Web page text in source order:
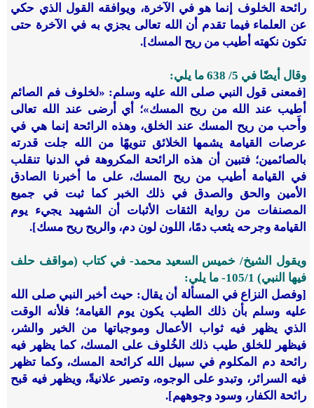
رائحة الخلوف إنما هو في الآخرة، ويوافقه القول الذي حكي
عن العلماء فيما تقدم أن الله تعالى يجزي به في الآخرة حتى
تكون نكهته أطيب من ريح المسك].
وقال أيضًا في 5/ ‏638 ما يلي:
[فمعنى قول النبي صلى الله عليه وسلم: «لخلوف فم الصائم
أطيب عند الله من ريح المسك»؛ أي أرضى عند الله تعالى
وأَحب من ريح المسك عند الخلق، وهذه الرائحة إنما هي في
عرصات القيامة يشمها الخلائق تنويهًا من الله جلت قدرته
بالصائمين؛ فتبين أن هذه الرائحة المكروهة في الدنيا تنقلب
في القيامة أطيب من ريح المسك، على ما أخبرنا الصادق
الأمين والحق والصدق في ذلك الخبر كما ثبت في جميع
المصنفات من رواية الثقات الأثبات أن الشهيد يجيء يوم
القيامة وجرحه يثعب دمًا، اللون لون دم، والريح ريح مسك].
ويقول الشيخ/ خميس السعيد محمد- في كتاب (مواقف حلف
فيها النبي) 1/‏105- ما يلي:
[وفصل النزاع في المسألة أن يقال: حيث أخبر النبي صلى الله
عليه وسلم بأن ذلك الطيب يكون يوم القيامة؛ فلأنه الوقت
الذي يظهر فيه ثواب الأعمال وموجباتها من الخير والشر،
فيظهر للخلق طيب ذلك الخُلوف على المسك، كما يظهر فيه
رائحة دم المكلوم في سبيل الله كرائحة المسك، وكما تظهر
فيه السرائر، وتبدو على الوجوه، وتصير علانيةً، ويظهر فيه قبح
رائحة الكفار، وسود وجوههم].